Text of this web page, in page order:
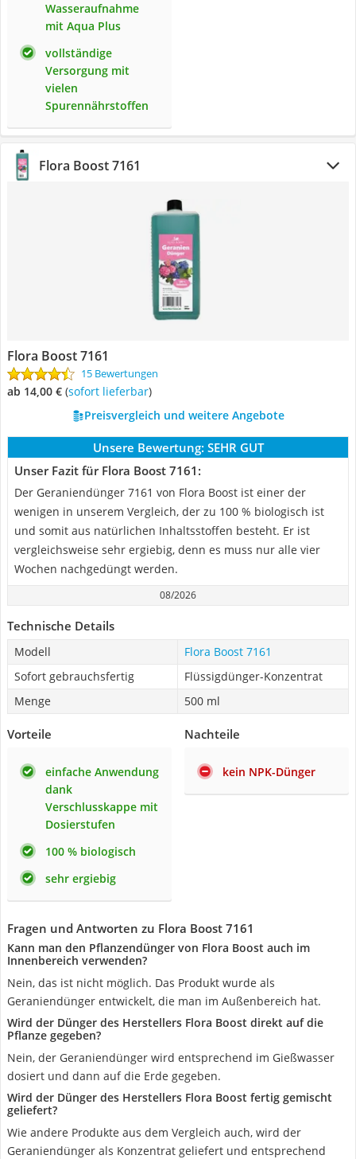
Wasseraufnahme
mit Aqua Plus
vollständige
Versorgung mit
vielen
Spurennährstoffen
Flora Boost 7161
Flora Boost 7161
15 Bewertungen
ab 14,00 € ( Sofort lieferbar)
Preisvergleich und weitere Angebote
Unsere Bewertung: SEHR GUT
Unser Fazit für Flora Boost 7161:
Der Geraniendünger 7161 von Flora Boost ist einer der
wenigen in unserem Vergleich, der zu 100 % biologisch ist
und somit aus natürlichen Inhaltsstoffen besteht. Er ist
vergleichsweise sehr ergiebig, denn es muss nur alle vier
Wochen nachgedüngt werden.
08/2026
Technische Details
Modell
Flora Boost 7161
Sofort gebrauchsfertig
Flüssigdünger-Konzentrat
Menge
500 ml
Vorteile
einfache Anwendung
dank
Verschlusskappe mit
Dosierstufen
100 % biologisch
sehr ergiebig
Nachteile
kein NPK-Dünger
Fragen und Antworten zu Flora Boost 7161
Kann man den Pflanzendünger von Flora Boost auch im
Innenbereich verwenden?
Nein, das ist nicht möglich. Das Produkt wurde als
Geraniendünger entwickelt, die man im Außenbereich hat.
Wird der Dünger des Herstellers Flora Boost direkt auf die
Pflanze gegeben?
Nein, der Geraniendünger wird entsprechend im Gießwasser
dosiert und dann auf die Erde gegeben.
Wird der Dünger des Herstellers Flora Boost fertig gemischt
geliefert?
Wie andere Produkte aus dem Vergleich auch, wird der
Geraniendünger als Konzentrat geliefert und entsprechend